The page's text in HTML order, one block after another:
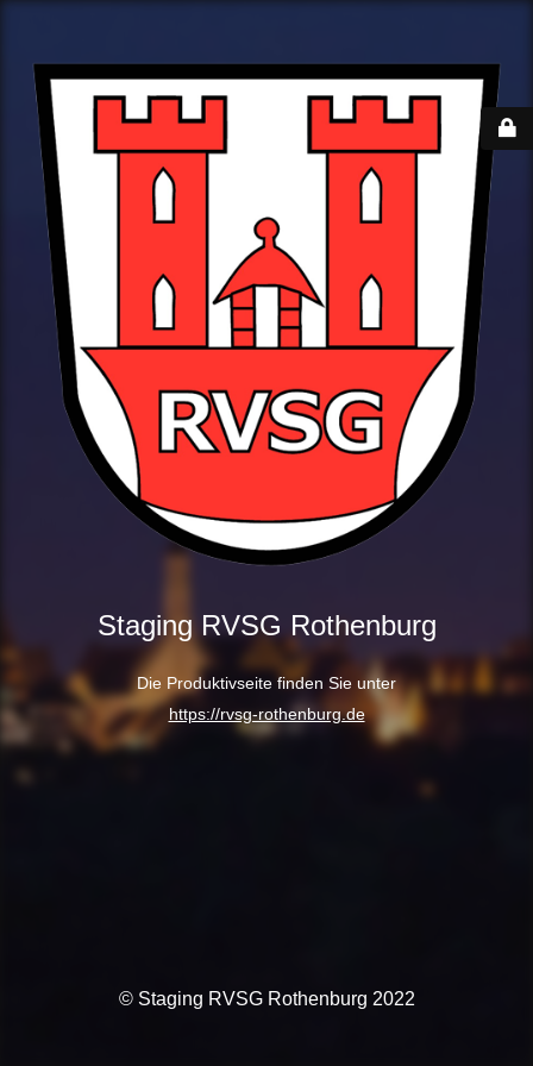
Staging RVSG Rothenburg
Die Produktivseite finden Sie unter
https://rvsg-rothenburg.de
© Staging RVSG Rothenburg 2022